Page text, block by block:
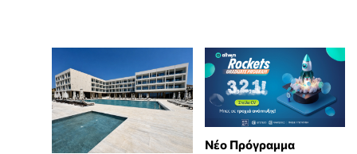
Νέο Πρόγραμμα